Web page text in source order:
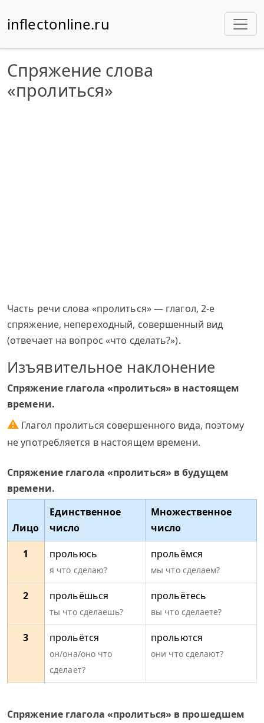
inflectonline.ru
Спряжение слова
«пролиться»
Часть речи слова «пролиться» — глагол, 2-е
спряжение, непереходный, совершенный вид
(отвечает на вопрос «что сделать?»).
Изъявительное наклонение
Спряжение глагола «пролиться» в настоящем
времени.
⚠ Глагол пролиться совершенного вида, поэтому
не употребляется в настоящем времени.
Спряжение глагола «пролиться» в будущем
времени.
Лицо
Единственное
число
Множественное
число
1
прольюсь
я что сделаю?
прольёмся
мы что сделаем?
2 прольёшься
ты что сделаешь?
прольётесь
вы что сделаете?
3 прольётся
он/она/оно что
сделает?
прольются
они что сделают?
Спряжение глагола «пролиться» в прошедшем